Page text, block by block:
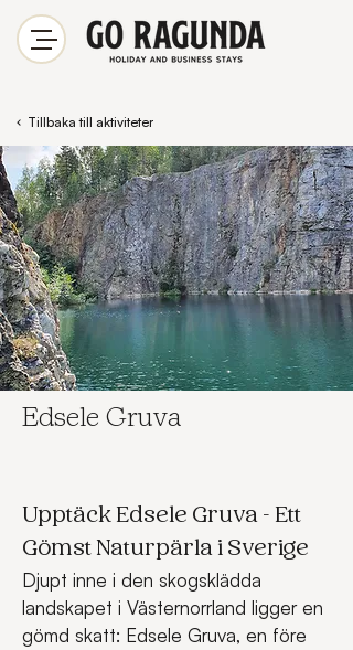
Tillbaka till aktiviteter
Edsele Gruva
Upptäck Edsele Gruva – Ett
Gömst Naturpärla i Sverige
Djupt inne i den skogsklädda
landskapet i Västernorrland ligger en
gömd skatt: Edsele Gruva, en före